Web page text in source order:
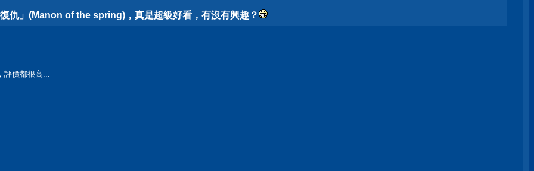
仇」(Manon of the spring)，真是超級好看，有沒有興趣？
評價都很高...